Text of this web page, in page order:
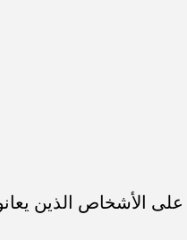
على الأشخاص الذين